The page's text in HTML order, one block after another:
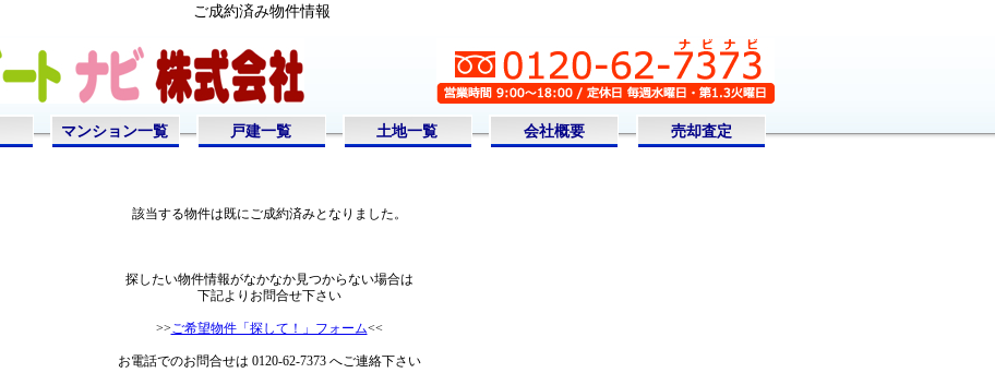
ご成約済み物件情報
マンション一覧 戸建一覧 土地一覧 会社概要 売却査定
該当する物件は既にご成約済みとなりました。
探したい物件情報がなかなか見つからない場合は
下記よりお問合せ下さい
>>ご希望物件「探して！」フォーム<<
お電話でのお問合せは 0120-62-7373 へご連絡下さい